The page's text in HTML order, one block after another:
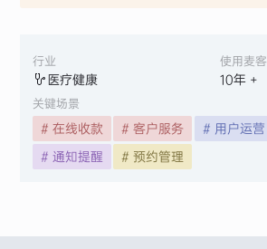
行业
医疗健康
使用麦客
10年 +
关键场景
# 在线收款 # 客户服务 # 用户运营
# 通知提醒
# 预约管理